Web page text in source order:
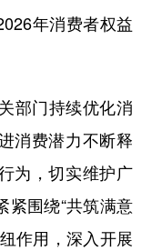
汽车
悦读
上市公司
年消费者权益
部门持续优化消
消费潜力不断释
为，切实维护广
紧围绕“共筑满意
作用，深入开展